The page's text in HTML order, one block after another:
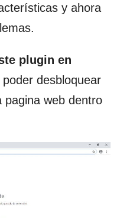
y ahora
plugin en
desbloquear
pagina web dentro